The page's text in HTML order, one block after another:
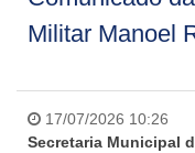
Militar Manoel
17/07/2026 10:26
Secretaria Municipal